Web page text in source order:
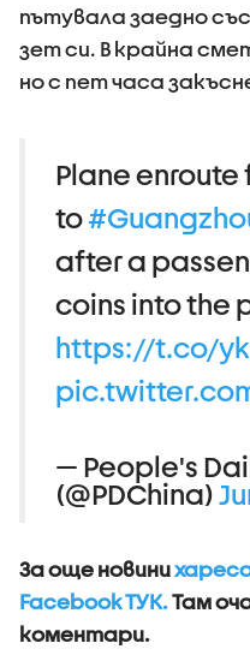
пътувала заедно
зет си. В крайна
но с пет часа
Plane enroute
to
after a
coins into the
https://t.co/
— People's
(@PDChina)
За още новини
Facebook ТУК.Там
коментари.